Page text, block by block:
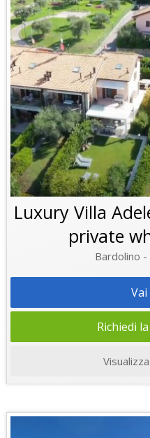
Luxury Villa
private
Bardolino -
Richiedi